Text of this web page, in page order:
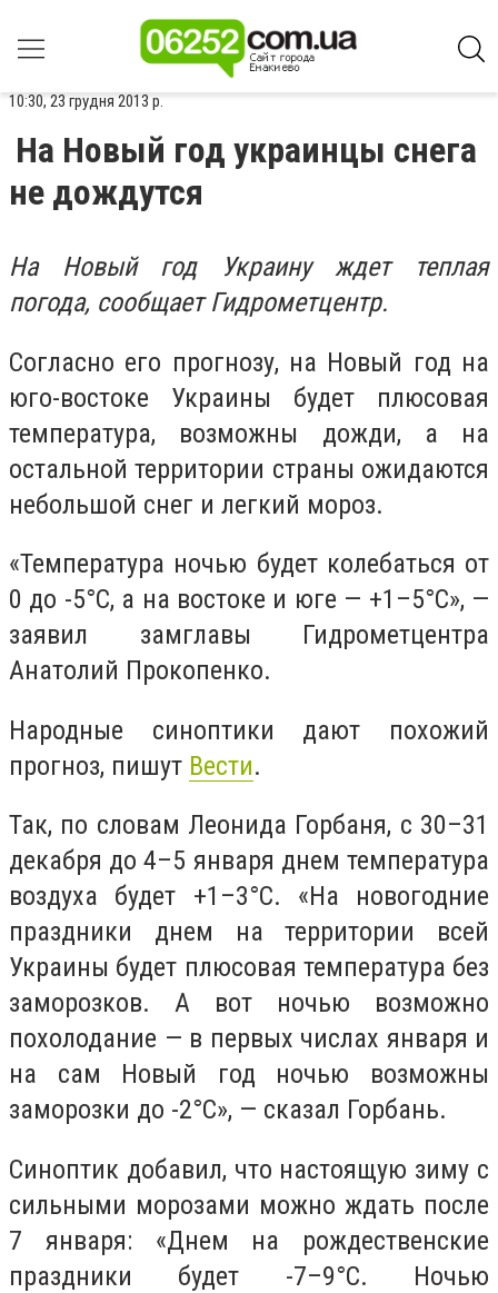
10:30, 23 грудня 2013 р.
На Новый год украинцы снега
не дождутся
На Новый год Украину ждет теплая
погода, сообщает Гидрометцентр.
Согласно его прогнозу, на Новый год на
юго-востоке Украины будет плюсовая
температура, возможны дожди, а на
остальной территории страны ожидаются
небольшой снег и легкий мороз.
«Температура ночью будет колебаться от
0 до -5°С, а на востоке и юге — +1–5°С», —
заявил замглавы Гидрометцентра
Анатолий Прокопенко.
Народные синоптики дают похожий
прогноз, пишут Вести.
Так, по словам Леонида Горбаня, с 30–31
декабря до 4–5 января днем температура
воздуха будет +1–3°С. «На новогодние
праздники днем на территории всей
Украины будет плюсовая температура без
заморозков. А вот ночью возможно
похолодание — в первых числах января и
на сам Новый год ночью возможны
заморозки до -2°С», — сказал Горбань.
Синоптик добавил, что настоящую зиму с
сильными морозами можно ждать после
7 января: «Днем на рождественские
праздники будет -7–9°С. Ночью